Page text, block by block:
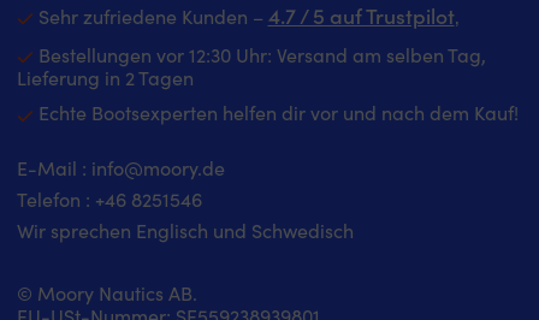
Sehr zufriedene Kunden – 4.7 / 5 auf Trustpilot‚
Bestellungen vor 12:30 Uhr: Versand am selben Tag,
Lieferung in 2 Tagen
Echte Bootsexperten helfen dir vor und nach dem Kauf!
E-Mail : info@moory.de
Telefon : +46 8251546
Wir sprechen Englisch und Schwedisch
© Moory Nautics AB.